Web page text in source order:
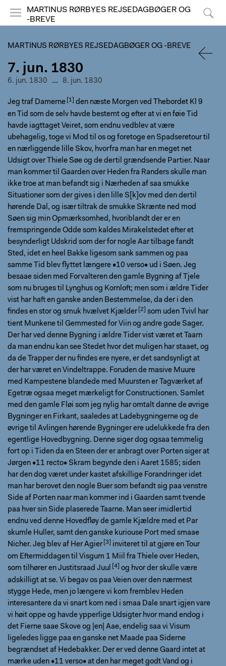
MARTINUS RØRBYES REJSEDAGBØGER OG
-BREVE
MARTINUS RØRBYES REJSEDAGBØGER OG -BREVE
7. jun. 1830
6. jun. 1830 ... 8. jun. 1830
Jeg traf Damerne
den næste Morgen ved Thebordet Kl 9
en Tid som de selv havde bestemt og efter at vi en føie Tid
havde iagttaget Veiret, som endnu vedblev at være
ubehagelig, toge vi Mod til os og foretoge en Spadseretour til
en nærliggende lille Skov, hvorfra man har en meget net
Udsigt over Thiele Søe og de dertil grændsende Partier. Naar
man kommer til Gaarden over Heden fra Randers skulle man
ikke troe at man befandt sig i Nærheden af saa smukke
Situationer som der gives i den lille S[k]ov med den dertil
hørende Dal, og især tiltrak de smukke Skrænte ned mod
Søen sig min Opmærksomhed, hvoriblandt der er en
fremspringende Odde som kaldes Mirakelstedet efter et
besynderligt Udskrid som der for nogle Aar tilbage fandt
Sted, idet en heel Bakke ligesom sank sammen og paa
samme Tid blev flyttet længere •10 verso• ud i Søen. Jeg
besaae siden med Forvalteren den gamle Bygning af Tjele
som nu bruges til Lynghus og Kornloft; men som i ældre Tider
vist har haft en ganske anden Bestemmelse, da der i den
findes en stor og smuk hvælvet Kjælder
som uden Tvivl har
tient Munkene til Gemmested for Viin og andre gode Sager.
Der har ved denne Bygning i ældre Tider vist været et Taarn
da man endnu kan see Stedet hvor det muligen har staaet, og
da de Trapper der nu findes ere nyere, er det sandsynligt at
der har været en Vindeltrappe. Foruden de masive Muure
med Kampestene blandede med Muursten er Tagværket af
Egetræ ogsaa meget mærkeligt for Constructionen. Samlet
med den gamle Fløi som jeg nylig har omtalt danne de øvrige
Bygninger en Firkant, saaledes at Ladebygningerne og de
øvrige til Avlingen hørende Bygninger ere udelukkede fra den
egentlige Hovedbygning. Denne siger dog ogsaa temmelig
fort op i Tiden da en Steen der er anbragt over Porten siger at
Jørgen •11 recto• Skram begynde den i Aaret 1585; siden
har den dog været under kastet afskillige Forandringer idet
man har berovet den nogle Buer som befandt sig paa venstre
Side af Porten naar man kommer ind i Gaarden samt tvende
paa hver sin Side plaserede Taarne. Man seer imidlertid
endnu ved denne Hovedfløy de gamle Kjældre med et Par
skumle Huller, samt den ganske kuriouse Port med smaae
Nicher. Jeg blev af HerAgier
inviteret til at gjøre en Tour
om Eftermiddagen til Visgum 1 Miil fra Thiele over Heden,
som tilhører en Justitsraad Juul
og hvor der skulle være
adskilligt at se. Vi begav os paa Veien over den nærmest
stygge Hede, men jo længere vi kom fremblev Heden
interesantere da vi snart kom ned i smaa Dale snart igjen vare
vi høit oppe og havde ypperlige Udsigter hvor mand endog i
det Fierne saae Skove og |en| Aae, endelig saa vi Visum
ligeledes ligge paa en ganske net Maade paa Siderne
begrændset af Hedebakker. Der er ved denne Gaard intet at
mærke uden •11 verso• at den har meget godt Vand og i